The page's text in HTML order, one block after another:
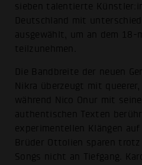
sieben talentierte
Deutschland mit
ausgewählt, um an dem 18-
teilzunehmen.
Die Bandbreite der neuen
Nikra überzeugt mit queerer,
während Nico Onur mit
authentischen Texten
experimentellen Klängen auf
Brüder Ottolien sparen
Songs nicht an Tiefgang.